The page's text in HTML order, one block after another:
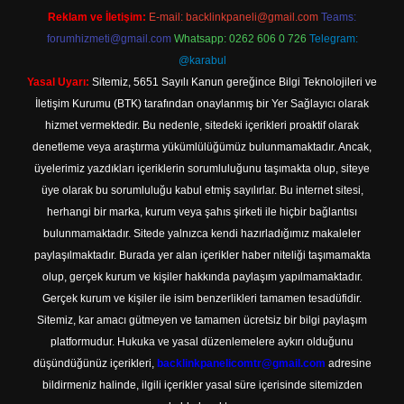
Reklam ve İletişim: E-mail: backlinkpaneli@gmail.com Teams:
forumhizmeti@gmail.com Whatsapp: 0262 606 0 726 Telegram:
@karabul
Yasal Uyarı: Sitemiz, 5651 Sayılı Kanun gereğince Bilgi Teknolojileri ve
İletişim Kurumu (BTK) tarafından onaylanmış bir Yer Sağlayıcı olarak
hizmet vermektedir. Bu nedenle, sitedeki içerikleri proaktif olarak
denetleme veya araştırma yükümlülüğümüz bulunmamaktadır. Ancak,
üyelerimiz yazdıkları içeriklerin sorumluluğunu taşımakta olup, siteye
üye olarak bu sorumluluğu kabul etmiş sayılırlar. Bu internet sitesi,
herhangi bir marka, kurum veya şahıs şirketi ile hiçbir bağlantısı
bulunmamaktadır. Sitede yalnızca kendi hazırladığımız makaleler
paylaşılmaktadır. Burada yer alan içerikler haber niteliği taşımamakta
olup, gerçek kurum ve kişiler hakkında paylaşım yapılmamaktadır.
Gerçek kurum ve kişiler ile isim benzerlikleri tamamen tesadüfidir.
Sitemiz, kar amacı gütmeyen ve tamamen ücretsiz bir bilgi paylaşım
platformudur. Hukuka ve yasal düzenlemelere aykırı olduğunu
düşündüğünüz içerikleri, backlinkpanelicomtr@gmail.com adresine
bildirmeniz halinde, ilgili içerikler yasal süre içerisinde sitemizden